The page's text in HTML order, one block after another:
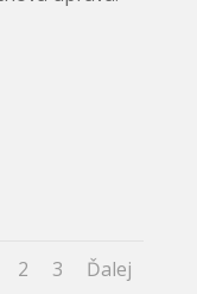
2 3 Ďalej